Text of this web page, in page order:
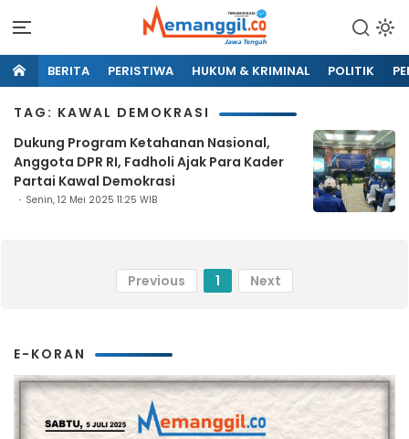
BERITA PERISTIWA HUKUM & KRIMINAL POLITIK
TAG: KAWAL DEMOKRASI
Dukung Program Ketahanan Nasional,
Anggota DPR RI, Fadholi Ajak Para Kader
Partai Kawal Demokrasi
Senin, 12 Mei 2025 11:25 WIB
Previous 1 Next
E-KORAN